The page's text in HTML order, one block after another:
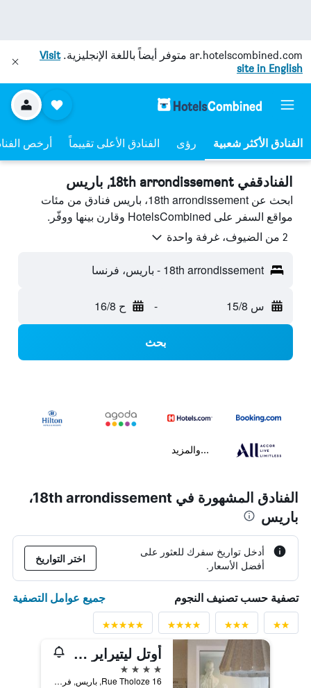
ar.hotelscombined.com متوفر أيضاً باللغة الإنجليزية.Visit
site in English
رؤى الفنادق الأعلى تقييماً أرخص
الفنادقفي 18th arrondissement, باريس
ابحث عن 18th arrondissement، باريس فنادق من مئات
مواقع السفر على HotelsCombined وقارن بينها ووفّر.
2 من الضيوف، غرفة واحدة
18th arrondissement - باريس، فرنسا
س 15/8 - ح 16/8
بحث
...والمزيد
الفنادق المشهورة في 18th arrondissement،
باريس
أدخل تواريخ سفرك للعثور على
أفضل الأسعار.
اختر التواريخ
تصفية حسب تصنيف النجوم جميع عوامل التصفية
أوتل ليتيراير مارسيل أيم بي دبليو بريميير كوليكشن
4 نجوم
16 Rue Tholoze, باريس, فرنسا